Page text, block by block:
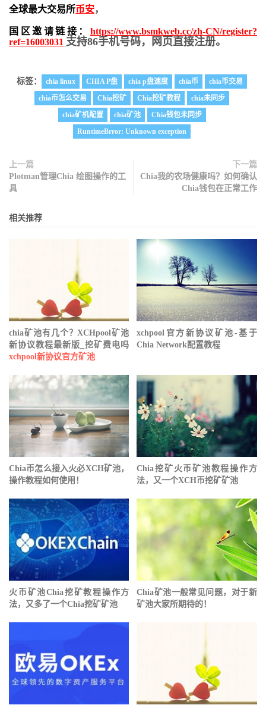
全球最大交易所币安，
国区邀请链接： https://www.bsmkweb.cc/zh-CN/register?
ref=16003031 支持86手机号码，网页直接注册。
标签： chia linux CHIA P盘 chia p盘速度 chia币
chia币交易
chia币怎么交易
Chia挖矿 Chia挖矿教程
chia未同步
chia矿机配置
chia矿池
Chia钱包未同步
RuntimeBrror: Unknown exception
上一篇
Plotman管理Chia 绘图操作的工
具
下一篇
Chia我的农场健康吗？如何确认
Chia钱包在正常工作
相关推荐
chia矿池有几个？XCHpool矿池
新协议教程最新版_挖矿费电吗
xchpool新协议官方矿池
xchpool官方新协议矿池-基于
Chia Network配置教程
Chia币怎么接入火必XCH矿池，
操作教程如何使用！
Chia挖矿⽕币矿池教程操作方
法，又一个XCH币挖矿矿池
⽕币矿池Chia挖矿教程操作方
法，又多了一个Chia挖矿矿池
Chia矿池一般常见问题，对于新
矿池大家所期待的！